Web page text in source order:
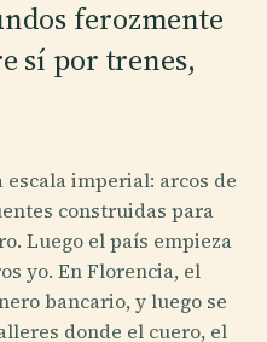
ferozmente
sí por trenes,
imperial: arcos de
construidas para
Luego el país empieza
yo. En Florencia, el
bancario, y luego se
donde el cuero, el